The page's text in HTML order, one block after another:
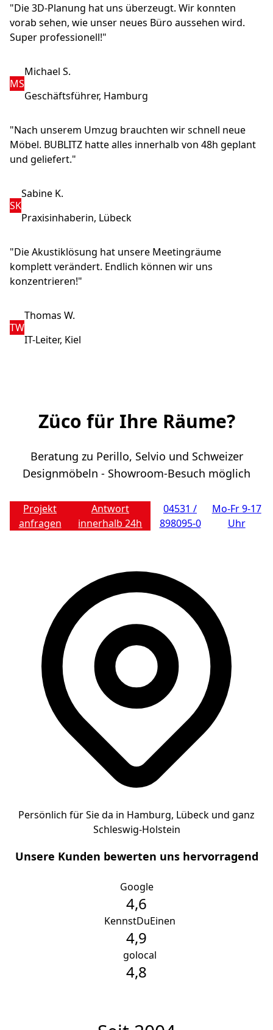
"Die 3D-Planung hat uns überzeugt. Wir konnten
vorab sehen, wie unser neues Büro aussehen wird.
Super professionell!"
MS
Michael S.
Geschäftsführer, Hamburg
"Nach unserem Umzug brauchten wir schnell neue
Möbel. BUBLITZ hatte alles innerhalb von 48h geplant
und geliefert."
SK
Sabine K.
Praxisinhaberin, Lübeck
"Die Akustiklösung hat unsere Meetingräume
komplett verändert. Endlich können wir uns
konzentrieren!"
TW
Thomas W.
IT-Leiter, Kiel
Züco für Ihre Räume?
Beratung zu Perillo, Selvio und Schweizer
Designmöbeln - Showroom-Besuch möglich
Projekt
anfragen
Antwort
innerhalb 24h
04531 /
898095-0
Mo-Fr 9-17
Uhr
Persönlich für Sie da in Hamburg, Lübeck und ganz
Schleswig-Holstein
Unsere Kunden bewerten uns hervorragend
Google
4,6
KennstDuEinen
4,9
golocal
4,8